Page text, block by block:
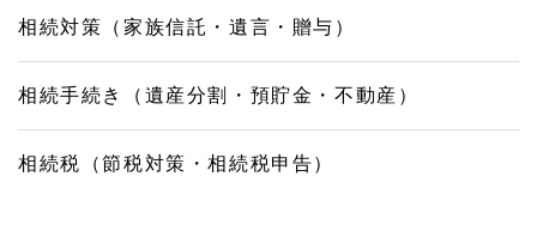
相続対策（家族信託・遺言・贈与）
相続手続き（遺産分割・預貯金・不動産）
相続税（節税対策・相続税申告）